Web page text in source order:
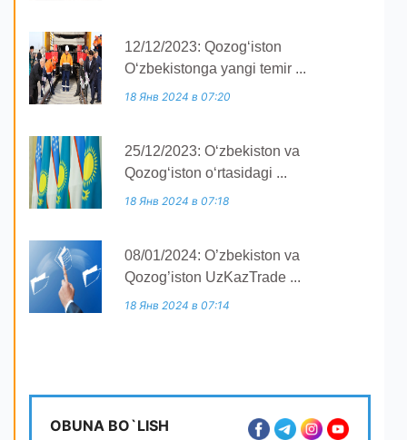
12/12/2023: Qozogʻiston
Oʻzbekistonga yangi temir ...
18 Янв 2024 в 07:20
25/12/2023: O‘zbekiston va
Qozog‘iston o‘rtasidagi ...
18 Янв 2024 в 07:18
08/01/2024: O’zbekiston va
Qozog’iston UzKazTrade ...
18 Янв 2024 в 07:14
OBUNA BO`LISH